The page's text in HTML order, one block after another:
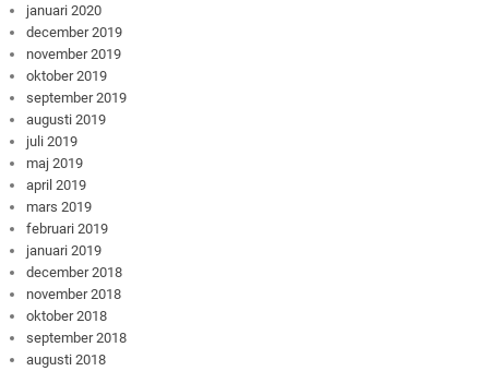
januari 2020
december 2019
november 2019
oktober 2019
september 2019
augusti 2019
juli 2019
maj 2019
april 2019
mars 2019
februari 2019
januari 2019
december 2018
november 2018
oktober 2018
september 2018
augusti 2018